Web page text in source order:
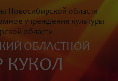
Новосибирской области
учреждение культуры
области
ОБЛАСТНОЙ
КУКОЛ